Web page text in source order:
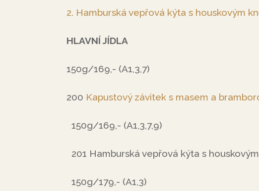
2. Hamburská vepřová kýta s houskovým
HLAVNÍ JÍDLA
150g/169,- (A1,3,7)
200 Kapustový závitek s masem a
150g/169,- (A1,3,7,9)
201 Hamburská vepřová kýta s
150g/179,- (A1,3)